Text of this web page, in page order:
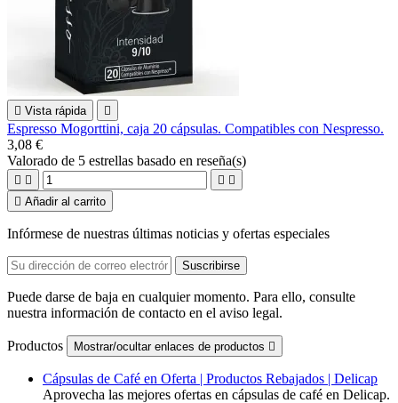
 Vista rápida 
Espresso Mogorttini, caja 20 cápsulas. Compatibles con Nespresso.
3,08 €
Valorado de 5 estrellas basado en reseña(s)
   
 Añadir al carrito
Infórmese de nuestras últimas noticias y ofertas especiales
Puede darse de baja en cualquier momento. Para ello, consulte
nuestra información de contacto en el aviso legal.
Productos Mostrar/ocultar enlaces de productos 
Cápsulas de Café en Oferta | Productos Rebajados | Delicap
Aprovecha las mejores ofertas en cápsulas de café en Delicap.